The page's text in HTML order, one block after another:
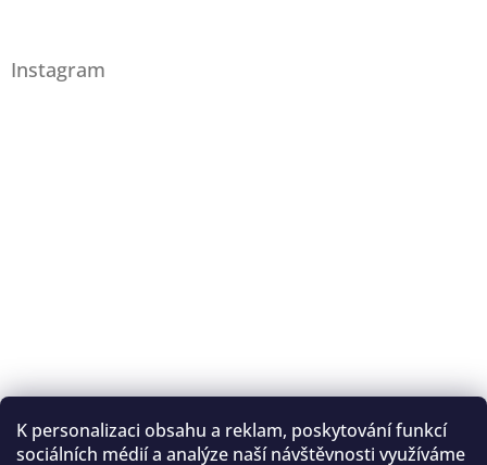
K personalizaci obsahu a reklam, poskytování funkcí
sociálních médií a analýze naší návštěvnosti využíváme
Instagram
Sledovat na Instagramu